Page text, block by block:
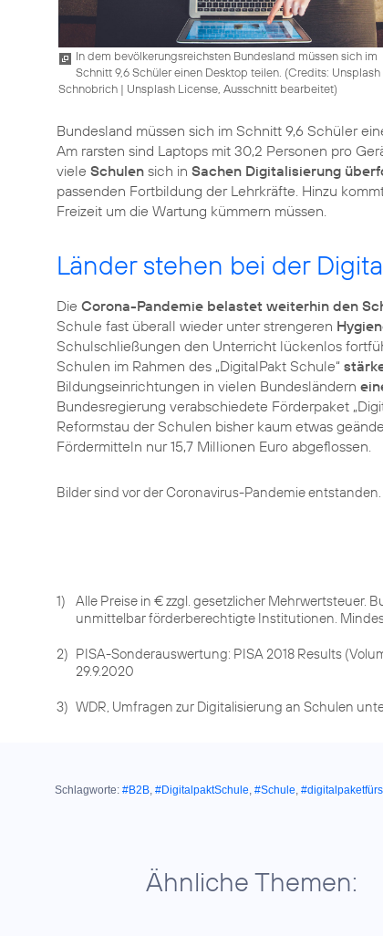
In dem bevölkerungsreichsten Bundesland müssen sich im
Schnitt 9,6 Schüler einen Desktop teilen. (Credits: Unsplash
Schnobrich | Unsplash License, Ausschnitt bearbeitet)
Bundesland müssen sich im Schnitt 9,6 Schüler
Am rarsten sind Laptops mit 30,2 Personen pro
viele Schulen sich in Sachen Digitalisierung
passenden Fortbildung der Lehrkräfte. Hinzu
Freizeit um die Wartung kümmern müssen.
Länder stehen bei der
Die Corona-Pandemie belastet weiterhin den
Schule fast überall wieder unter strengeren
Schulschließungen den Unterricht lückenlos
Schulen im Rahmen des „DigitalPakt Schule“
Bildungseinrichtungen in vielen Bundesländern
Bundesregierung verabschiedete Förderpaket
Reformstau der Schulen bisher kaum etwas
Fördermitteln nur 15,7 Millionen Euro abgeflossen.
Bilder sind vor der Coronavirus-Pandemie entstanden.
1)
Alle Preise in € zzgl. gesetzlicher Mehrwertsteuer.
unmittelbar förderberechtigte Institutionen.
2) PISA-Sonderauswertung: PISA 2018 Results
29.9.2020
3) WDR, Umfragen zur Digitalisierung an Schulen
Schlagworte: #B2B, #DigitalpaktSchule, #Schule,
Ähnliche Themen: